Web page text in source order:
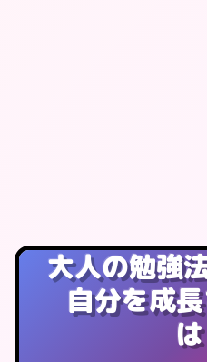
大人の勉強
自分を成